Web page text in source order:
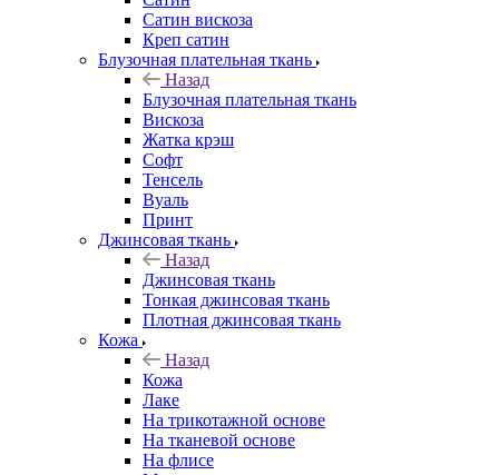
Сатин вискоза
Креп сатин
Блузочная плательная ткань
Назад
Блузочная плательная ткань
Вискоза
Жатка крэш
Софт
Тенсель
Вуаль
Принт
Джинсовая ткань
Назад
Джинсовая ткань
Тонкая джинсовая ткань
Плотная джинсовая ткань
Кожа
Назад
Кожа
Лаке
На трикотажной основе
На тканевой основе
На флисе